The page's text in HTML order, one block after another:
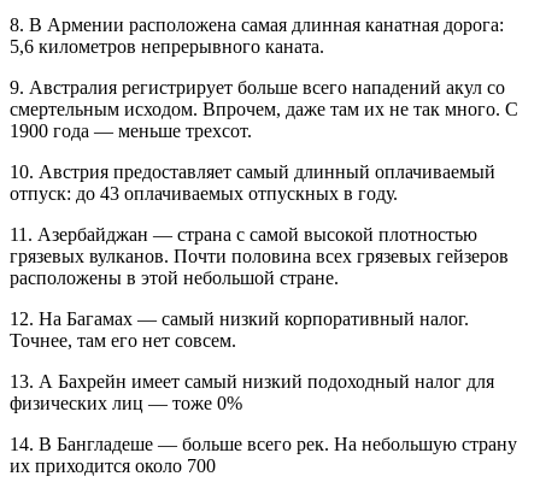
8. В Армении расположена самая длинная канатная дорога:
5,6 километров непрерывного каната.
9. Австралия регистрирует больше всего нападений акул со
смертельным исходом. Впрочем, даже там их не так много. С
1900 года — меньше трехсот.
10. Австрия предоставляет самый длинный оплачиваемый
отпуск: до 43 оплачиваемых отпускных в году.
11. Азербайджан — страна с самой высокой плотностью
грязевых вулканов. Почти половина всех грязевых гейзеров
расположены в этой небольшой стране.
12. На Багамах — самый низкий корпоративный налог.
Точнее, там его нет совсем.
13. А Бахрейн имеет самый низкий подоходный налог для
физических лиц — тоже 0%
14. В Бангладеше — больше всего рек. На небольшую страну
их приходится около 700